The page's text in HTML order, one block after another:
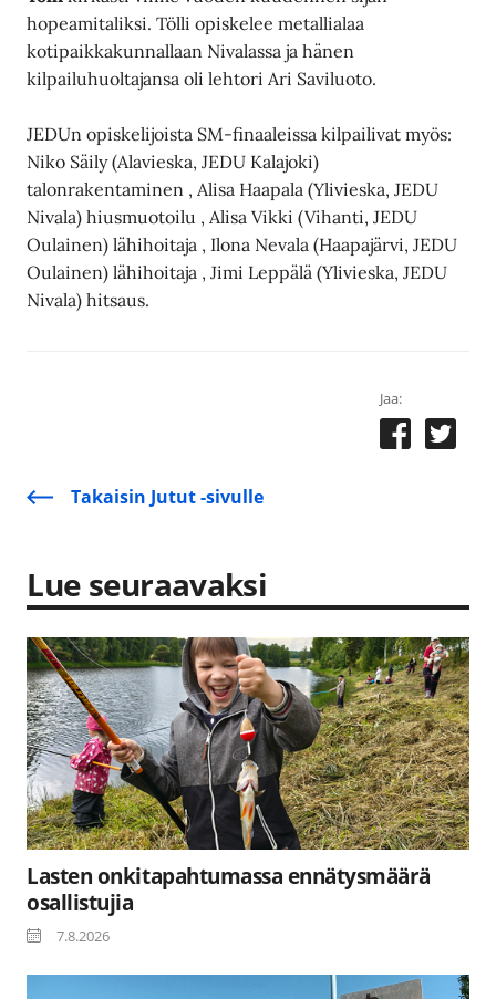
hopeamitaliksi. Tölli opiskelee metallialaa
kotipaikkakunnallaan Nivalassa ja hänen
kilpailuhuoltajansa oli lehtori Ari Saviluoto.
JEDUn opiskelijoista SM-finaaleissa kilpailivat myös:
Niko Säily (Alavieska, JEDU Kalajoki)
talonrakentaminen , Alisa Haapala (Ylivieska, JEDU
Nivala) hiusmuotoilu , Alisa Vikki (Vihanti, JEDU
Oulainen) lähihoitaja , Ilona Nevala (Haapajärvi, JEDU
Oulainen) lähihoitaja , Jimi Leppälä (Ylivieska, JEDU
Nivala) hitsaus.
Jaa:
Takaisin Jutut -sivulle
Lue seuraavaksi
Lasten onkitapahtumassa ennätysmäärä
osallistujia
7.8.2026